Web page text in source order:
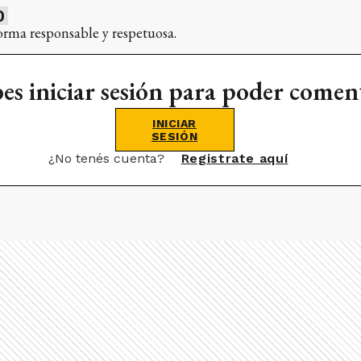
responsable y respetuosa.
iniciar sesión para poder
INICIAR
SESIÓN
¿No tenés cuenta? Registrate aquí